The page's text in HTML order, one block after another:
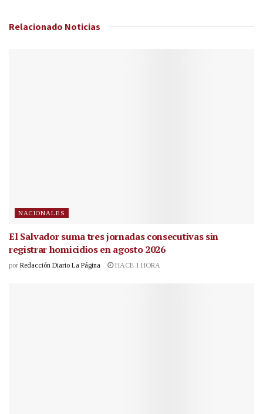
Relacionado Noticias
NACIONALES
El Salvador suma tres jornadas consecutivas sin
registrar homicidios en agosto 2026
por Redacción Diario La Página HACE 1 HORA